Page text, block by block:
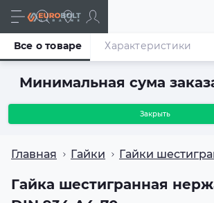
Минимальная сума
Закрыть
Главная Гайки Гайки
Гайка шестигранная
Все о товаре Характеристики